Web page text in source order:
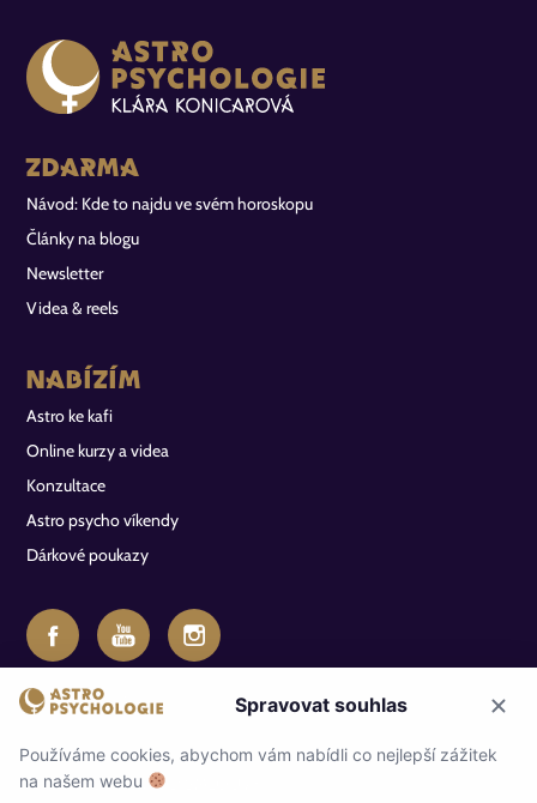
Zdarma
Návod: Kde to najdu ve svém horoskopu
Články na blogu
Newsletter
Videa & reels
Nabízím
Astro ke kafi
Online kurzy a videa
Konzultace
Astro psycho víkendy
Dárkové poukazy
PŘIHLÁŠENÍ
ODSTOUPENÍ OD SMLOUVY
Spravovat souhlas
Používáme cookies, abychom vám nabídli co nejlepší zážitek
na našem webu